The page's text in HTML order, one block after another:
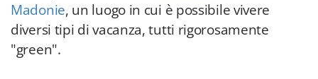
Madonie, un luogo in cui è possibile vivere
diversi tipi di vacanza, tutti rigorosamente
"green".